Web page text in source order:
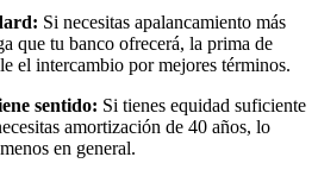
Si necesitas apalancamiento más
que tu banco ofrecerá, la prima de
el intercambio por mejores términos.
sentido: Si tienes equidad suficiente
amortización de 40 años, lo
en general.